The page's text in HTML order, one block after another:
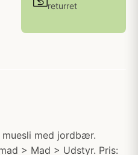
returret
med jordbær.
> Mad > Udstyr. Pris: